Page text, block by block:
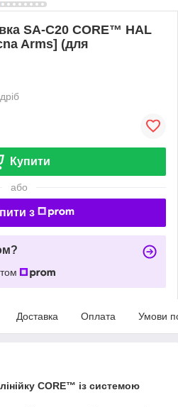
SA-C20 CORE™ HAL
Arms] (для
Купити
або
з
Доставка Оплата Умови
лінійку CORE™ із системою